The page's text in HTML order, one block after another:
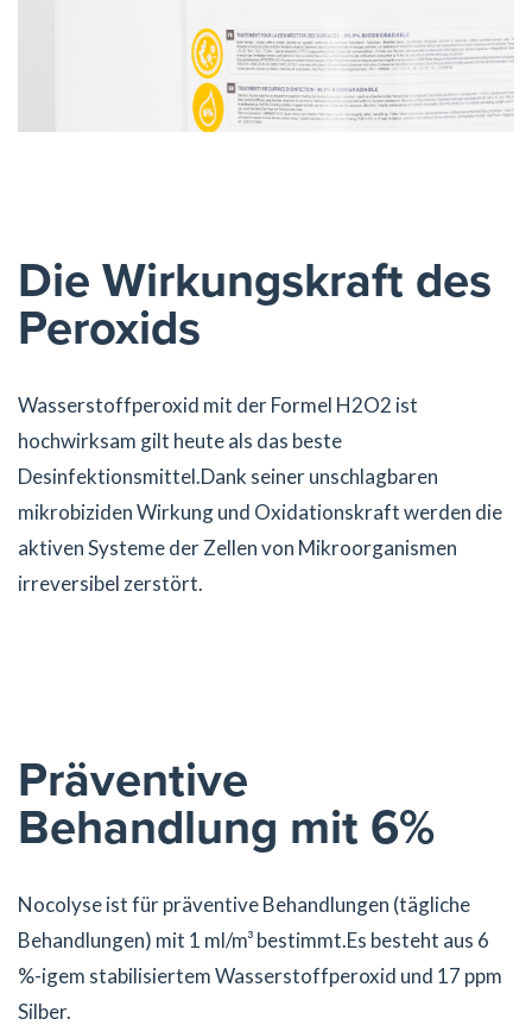
Die Wirkungskraft des
Peroxids
Wasserstoffperoxid mit der Formel H2O2 ist
hochwirksam gilt heute als das beste
Desinfektionsmittel.Dank seiner unschlagbaren
mikrobiziden Wirkung und Oxidationskraft werden die
aktiven Systeme der Zellen von Mikroorganismen
irreversibel zerstört.
Präventive
Behandlung mit 6%
Nocolyse ist für präventive Behandlungen (tägliche
Behandlungen) mit 1 ml/m³ bestimmt.Es besteht aus 6
%-igem stabilisiertem Wasserstoffperoxid und 17 ppm
Silber.